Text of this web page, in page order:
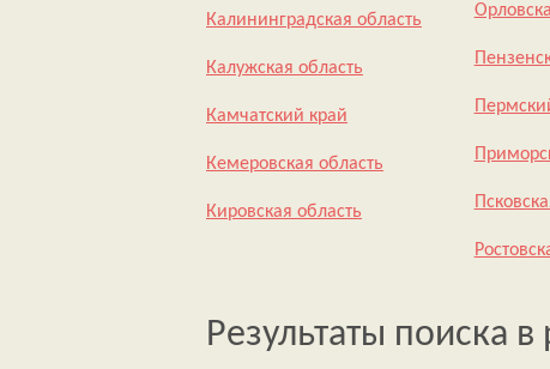
Калининградская область
Калужская область
Камчатский край
Кемеровская область
Кировская область
Результаты поиска в